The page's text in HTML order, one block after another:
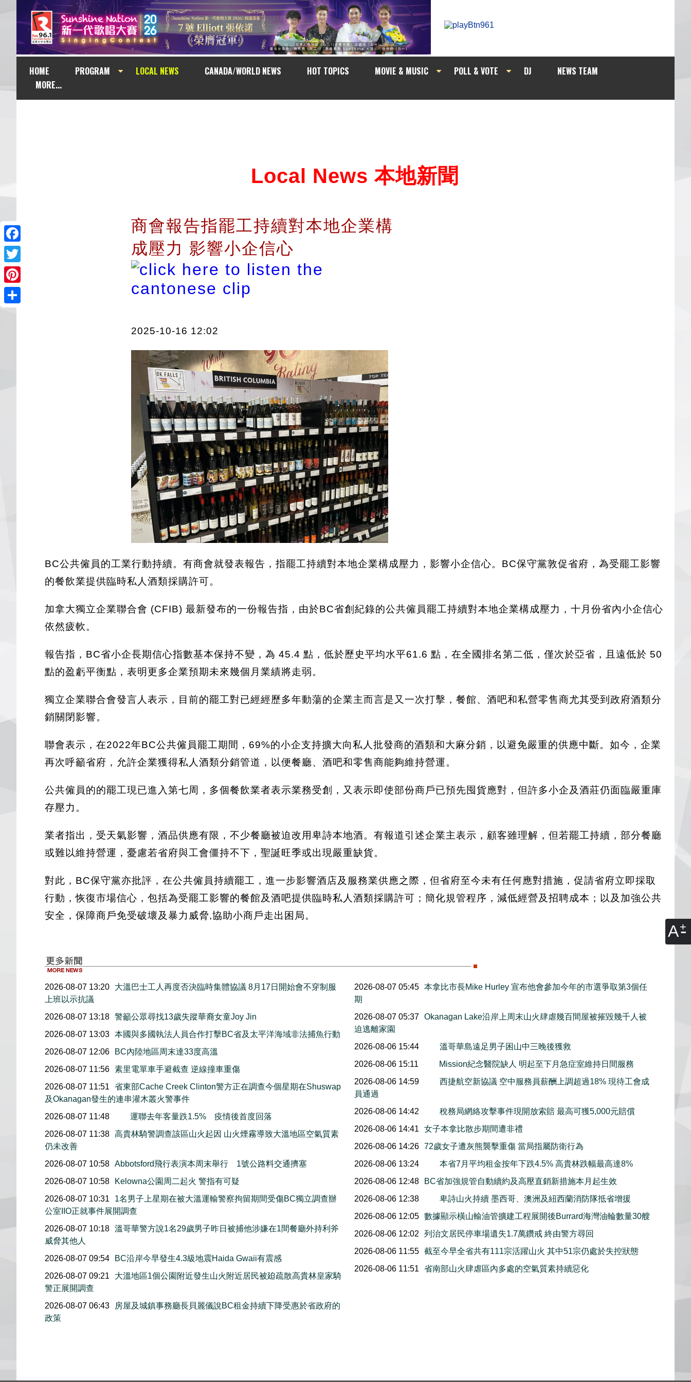
A
HOME PROGRAM LOCAL NEWS CANADA/WORLD NEWS HOT TOPICS MOVIE & MUSIC POLL & VOTE DJ
NEWS TEAM
MORE...
Facebook
Twitter
Pinterest
Local News 本地新聞
商會報告指罷工持續對本地企業構
成壓力 影響小企信心
2025-10-16 12:02
BC公共僱員的工業行動持續。有商會就發表報告，指罷工持續對本地企業構成壓力，影響小企信心。BC保守黨敦促省府，為受罷工影響
的餐飲業提供臨時私人酒類採購許可。
加拿大獨立企業聯合會 (CFIB) 最新發布的一份報告指，由於BC省創紀錄的公共僱員罷工持續對本地企業構成壓力，十月份省內小企信心
依然疲軟。
報告指，BC省小企長期信心指數基本保持不變，為 45.4 點，低於歷史平均水平61.6 點，在全國排名第二低，僅次於亞省，且遠低於 50
點的盈虧平衡點，表明更多企業預期未來幾個月業績將走弱。
獨立企業聯合會發言人表示，目前的罷工對已經經歷多年動蕩的企業主而言是又一次打擊，餐館、酒吧和私營零售商尤其受到政府酒類分
銷關閉影響。
聯會表示，在2022年BC公共僱員罷工期間，69%的小企支持擴大向私人批發商的酒類和大麻分銷，以避免嚴重的供應中斷。如今，企業
再次呼籲省府，允許企業獲得私人酒類分銷管道，以便餐廳、酒吧和零售商能夠維持營運。
公共僱員的的罷工現已進入第七周，多個餐飲業者表示業務受創，又表示即使部份商戶已預先囤貨應對，但許多小企及酒莊仍面臨嚴重庫
存壓力。
業者指出，受天氣影響，酒品供應有限，不少餐廳被迫改用卑詩本地酒。有報道引述企業主表示，顧客雖理解，但若罷工持續，部分餐廳
或難以維持營運，憂慮若省府與工會僵持不下，聖誕旺季或出現嚴重缺貨。
對此，BC保守黨亦批評，在公共僱員持續罷工，進一步影響酒店及服務業供應之際，但省府至今未有任何應對措施，促請省府立即採取
行動，恢復市場信心，包括為受罷工影響的餐館及酒吧提供臨時私人酒類採購許可；簡化規管程序，減低經營及招聘成本；以及加強公共
安全，保障商戶免受破壞及暴力威脅,協助小商戶走出困局。
2026-08-07 13:20
大溫巴士工人再度否決臨時集體協議 8月17日開始會不穿制服
上班以示抗議
2026-08-07 13:18 警籲公眾尋找13歲失蹤華裔女童Joy Jin
2026-08-07 13:03 本國與多國執法人員合作打擊BC省及太平洋海域非法捕魚行動
2026-08-07 12:06
BC內陸地區周末達33度高溫
2026-08-07 11:56 素里電單車手避截查 逆線撞車重傷
2026-08-07 11:51
省東部Cache Creek Clinton警方正在調查今個星期在Shuswap
及Okanagan發生的連串灌木叢火警事件
2026-08-07 11:48
運聯去年客量跌1.5% 疫情後首度回落
2026-08-07 11:38 高貴林騎警調查該區山火起因 山火煙霧導致大溫地區空氣質素
仍未改善
2026-08-07 10:58 Abbotsford飛行表演本周末舉行 1號公路料交通擠塞
2026-08-07 10:58
Kelowna公園周二起火 警指有可疑
2026-08-07 10:31
1名男子上星期在被大溫運輸警察拘留期間受傷BC獨立調查辦
公室IIO正就事件展開調查
2026-08-07 10:18 溫哥華警方說1名29歲男子昨日被捕他涉嫌在1間餐廳外持利斧
威脅其他人
2026-08-07 09:54
BC沿岸今早發生4.3級地震Haida Gwaii有震感
2026-08-07 09:21
大溫地區1個公園附近發生山火附近居民被廹疏散高貴林皇家騎
警正展開調查
2026-08-07 06:43
房屋及城鎮事務廳長貝麗儀說BC租金持續下降受惠於省政府的
政策
2026-08-07 05:45
本拿比市長Mike Hurley 宣布他會參加今年的市選爭取第3個任
期
2026-08-07 05:37
Okanagan Lake沿岸上周末山火肆虐幾百間屋被摧毀幾千人被
迫逃離家園
2026-08-06 15:44
溫哥華島遠足男子困山中三晚後獲救
2026-08-06 15:11
Mission紀念醫院缺人 明起至下月急症室維持日間服務
2026-08-06 14:59
西捷航空新協議 空中服務員薪酬上調超過18% 現待工會成
員通過
2026-08-06 14:42
稅務局網絡攻擊事件現開放索賠 最高可獲5,000元賠償
2026-08-06 14:41
女子本拿比散步期間遭非禮
2026-08-06 14:26
72歲女子遭灰熊襲擊重傷 當局指屬防衛行為
2026-08-06 13:24
本省7月平均租金按年下跌4.5% 高貴林跌幅最高達8%
2026-08-06 12:48
BC省加強規管自動續約及高壓直銷新措施本月起生效
2026-08-06 12:38
卑詩山火持續 墨西哥、澳洲及紐西蘭消防隊抵省增援
2026-08-06 12:05
數據顯示橫山輸油管擴建工程展開後Burrard海灣油輪數量30艘
2026-08-06 12:02
列治文居民停車場遺失1.7萬鑽戒 終由警方尋回
2026-08-06 11:55
截至今早全省共有111宗活躍山火 其中51宗仍處於失控狀態
2026-08-06 11:51
省南部山火肆虐區內多處的空氣質素持續惡化